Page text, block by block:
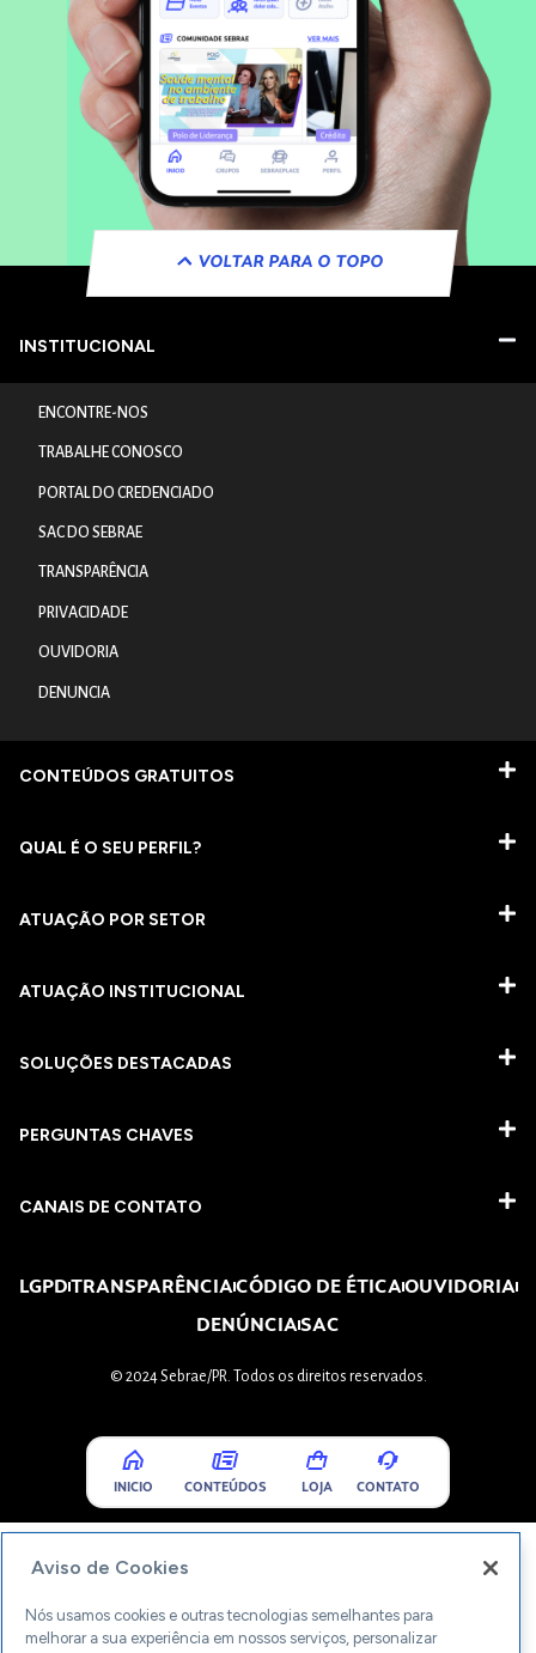
VOLTAR PARA O TOPO
INSTITUCIONAL
ENCONTRE-NOS
TRABALHE CONOSCO
PORTAL DO CREDENCIADO
SAC DO SEBRAE
TRANSPARÊNCIA
PRIVACIDADE
OUVIDORIA
DENUNCIA
CONTEÚDOS GRATUITOS
QUAL É O SEU PERFIL?
ATUAÇÃO POR SETOR
ATUAÇÃO INSTITUCIONAL
SOLUÇÕES DESTACADAS
PERGUNTAS CHAVES​
CANAIS DE CONTATO
LGPDTRANSPARÊNCIACÓDIGO DE ÉTICAOUVIDORIA
DENÚNCIASAC
© 2024 Sebrae/PR. Todos os direitos reservados.
INICIO CONTEÚDOS LOJA CONTATO
Aviso de Cookies
Nós usamos cookies e outras tecnologias semelhantes para
melhorar a sua experiência em nossos serviços, personalizar